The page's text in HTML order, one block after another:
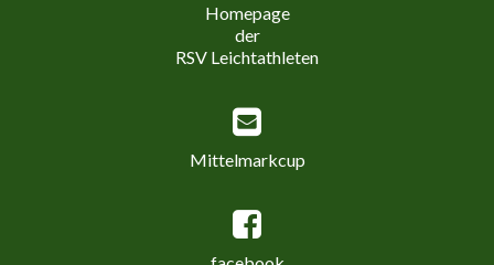
Homepage
der
RSV Leichtathleten
Mittelmarkcup